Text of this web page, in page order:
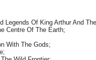
Legends Of King Arthur And
Centre Of The Earth;
With The Gods;